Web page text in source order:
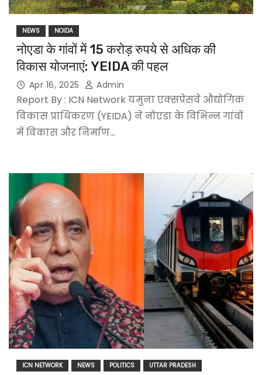
NEWS NOIDA
नोएडा के गांवों में 15 करोड़ रुपये से अधिक की
विकास योजनाएं: YEIDA की पहल
Apr 16, 2025 Admin
Report By : ICN Network यमुना एक्सप्रेसवे औद्योगिक
विकास प्राधिकरण (YEIDA) ने नोएडा के विभिन्न गांवों
में विकास और निर्माण…
ICN NETWORK NEWS POLITICS UTTAR PRADESH